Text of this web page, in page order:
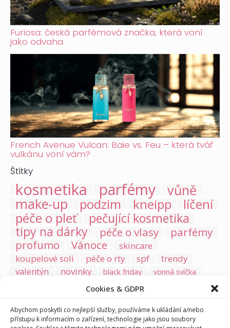
Cookies & GDPR
Abychom poskytli co nejlepší služby, používáme k ukládání a/nebo
přístupu k informacím o zařízení, technologie jako jsou soubory
Furiosa: česká parfémová značka, která voní
jako odvaha
French Avenue Vulcan: Baie vs. Feu – která tvář
vulkánu voní vám?
Štítky
kosmetika parfémy vůně
make-up podzim kneipp
líčení
péče o pleť
pečující kosmetika
tipy na dárky
péče o vlasy
parfémy
profumo
Vánoce
skincare
koupelové soli
péče o rty spf
trendy
valentýn
novinky black friday
vonná svíčka
kosmetika pro děti
UV ochrana
samoopalovací přípravky
péče o matku a dítě
sprchová kosmetika
holení a depilace